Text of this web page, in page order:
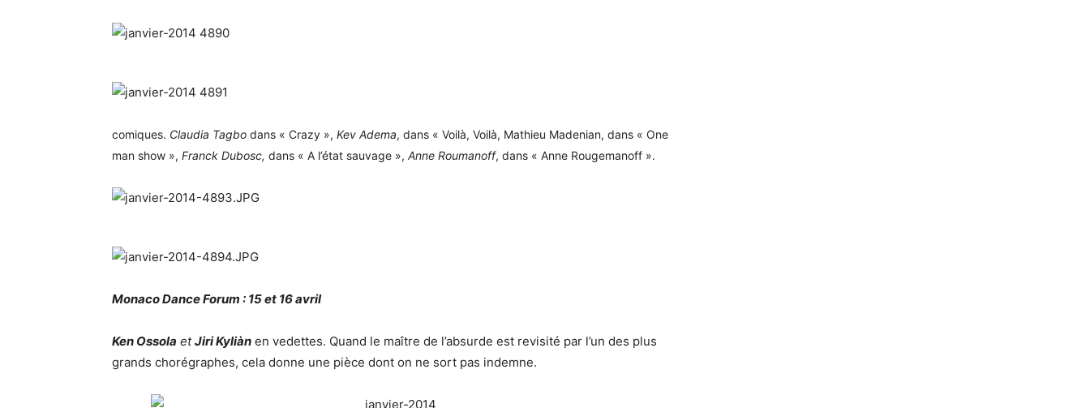
comiques. Claudia Tagbo dans « Crazy », Kev Adema, dans « Voilà, Voilà, Mathieu Madenian, dans « One
man show », Franck Dubosc, dans « A l’état sauvage », Anne Roumanoff, dans « Anne Rougemanoff ».
Monaco Dance Forum : 15 et 16 avril
Ken Ossola etJiri Kyliàn en vedettes. Quand le maître de l’absurde est revisité par l’un des plus
grands chorégraphes, cela donne une pièce dont on ne sort pas indemne.